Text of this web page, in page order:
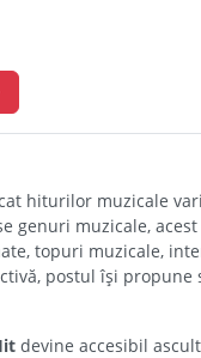
hiturilor muzicale
genuri muzicale,
topuri muzicale,
postul își propune
devine accesibil